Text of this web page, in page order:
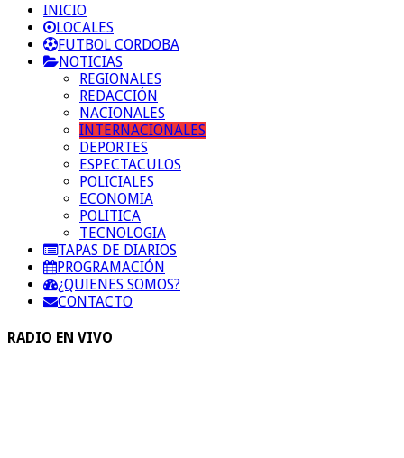
INICIO
LOCALES
FUTBOL CORDOBA
NOTICIAS
REGIONALES
REDACCIÓN
NACIONALES
INTERNACIONALES
DEPORTES
ESPECTACULOS
POLICIALES
ECONOMIA
POLITICA
TECNOLOGIA
TAPAS DE DIARIOS
PROGRAMACIÓN
¿QUIENES SOMOS?
CONTACTO
RADIO EN VIVO